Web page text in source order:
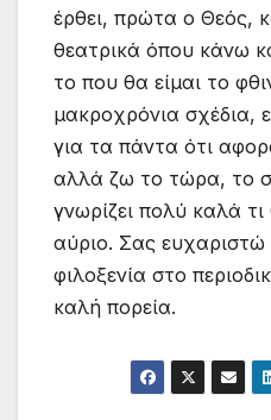
έρθει, πρώτα ο Θεός,
θεατρικά όπου κάνω
το που θα είμαι το
μακροχρόνια σχέδια,
για τα πάντα ότι
αλλά ζω το τώρα, το
γνωρίζει πολύ καλά
αύριο. Σας ευχαριστώ
φιλοξενία στο
καλή πορεία.